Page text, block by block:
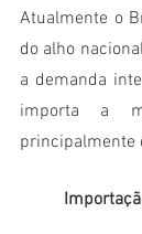
Atualmente o
do alho
a demanda
importa a
principalmente